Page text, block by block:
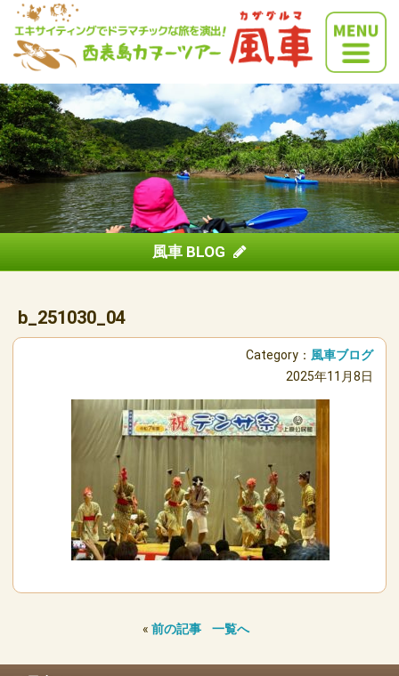
風車 BLOG
b_251030_04
Category： 風車ブログ
2025年11月8日
« 前の記事 一覧へ